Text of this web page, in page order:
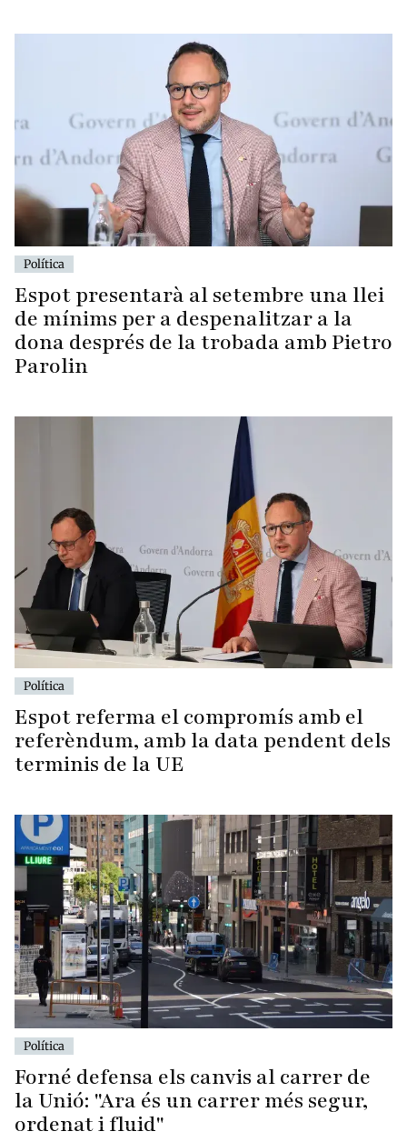
Política
Espot presentarà al setembre una llei
de mínims per a despenalitzar a la
dona després de la trobada amb Pietro
Parolin
Política
Espot referma el compromís amb el
referèndum, amb la data pendent dels
terminis de la UE
Política
Forné defensa els canvis al carrer de
la Unió: "Ara és un carrer més segur,
ordenat i fluid"